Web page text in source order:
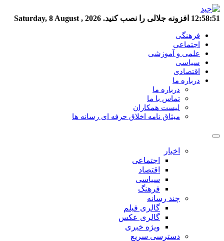
12:58:52 افزونه جلالی را نصب کنید. Saturday, 8 August , 2026
فرهنگی
اجتماعی
علمی و آموزشی
سیاسی
اقتصادی
درباره ما
درباره ما
تماس با ما
لیست همکاران
میثاق نامه اخلاق حرفه ای رسانه ها
اخبار
اجتماعی
اقتصاد
سیاسی
فرهنگ
چند رسانه
گالری فیلم
گالری عکس
ویژه خبری
دسترسی سریع